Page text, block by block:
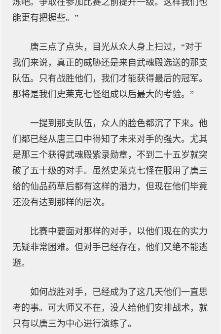
炼吧。争取在参加比赛之前提升一级。这样我们也
能更有把握些。”
唐三点了点头，目光从众人身上扫过，“对于
我们来说，真正的威胁还是来自武魂殿选送的那支
队伍。只有战胜他们，我们才能获得最后的冠军。
那将是我们史莱克七怪组成以后最大的考验。”
一提到那支队伍，众人的脸色都沉了下来。他
们都已经从唐三口中得知了未来对手的强大。尤其
是那三个获得武魂殿紫录勋章，不到二十五岁就突
破了五十级的对手。虽然史莱克七怪在服用了唐三
给的仙品药草后都有这样的潜力，但现在他们毕竟
还没有达到那样的层次。
比赛中要面对那样的对手，以他们现在的实力
无疑非常困难。但对手已经存在，他们又绝不能逃
避。
如何战胜对手，已经成为了这几天他们一直思
考的事。可大师又不在，没人给他们安排战术，就
只有以唐三为中心进行演练了。